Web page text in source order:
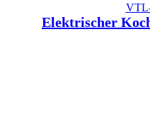
Elektrischer